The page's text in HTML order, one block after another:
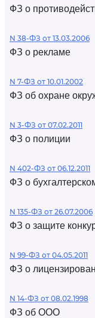
ФЗ о
N 38-ФЗ от 13.03.2006
ФЗ о рекламе
N 7-ФЗ от 10.01.2002
ФЗ об охране
N 3-ФЗ от 07.02.2011
ФЗ о полиции
N 402-ФЗ от 06.12.2011
ФЗ о
N 135-ФЗ от 26.07.2006
ФЗ о защите
N 99-ФЗ от 04.05.2011
ФЗ о
N 14-ФЗ от 08.02.1998
ФЗ об ООО